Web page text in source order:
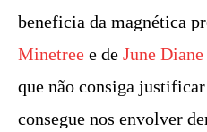
beneficia da magnética
Minetree e de June Diane
que não consiga
consegue nos envolver